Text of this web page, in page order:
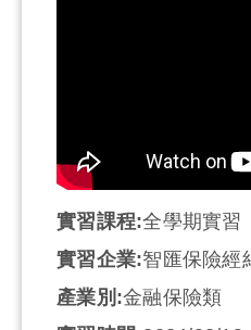
實習課程:全學期實習
實習企業:智匯保險經
產業別:金融保險類